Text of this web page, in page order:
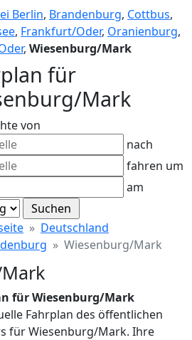
Berlin, Brandenburg, Cottbus,
, Frankfurt/Oder, Oranienburg,
, Wiesenburg/Mark
für
Mark
von
nach
fahren um
am
Deutschland
Wiesenburg/Mark
für Wiesenburg/Mark
Fahrplan des öffentlichen
für Wiesenburg/Mark. Ihre